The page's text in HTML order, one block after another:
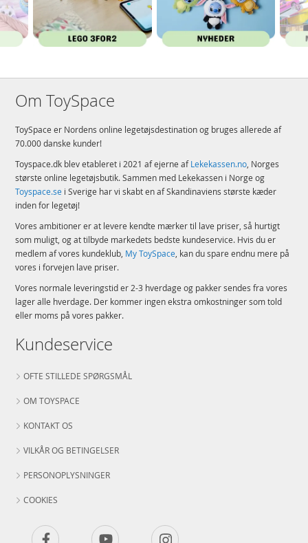
Om ToySpace
ToySpace er Nordens online legetøjsdestination og bruges allerede af
70.000 danske kunder!
Toyspace.dk blev etableret i 2021 af ejerne afLekekassen.no, Norges
største online legetøjsbutik. Sammen med Lekekassen i Norge og
Toyspace.se i Sverige har vi skabt en af Skandinaviens største kæder
inden for legetøj!
Vores ambitioner er at levere kendte mærker til lave priser, så hurtigt
som muligt, og at tilbyde markedets bedste kundeservice. Hvis du er
medlem af vores kundeklub, My ToySpace, kan du spare endnu mere på
vores i forvejen lave priser.
Vores normale leveringstid er 2-3 hverdage og pakker sendes fra vores
lager alle hverdage. Der kommer ingen ekstra omkostninger som told
eller moms på vores pakker.
Kundeservice
OFTE STILLEDE SPØRGSMÅL
OM TOYSPACE
KONTAKT OS
VILKÅR OG BETINGELSER
PERSONOPLYSNINGER
COOKIES